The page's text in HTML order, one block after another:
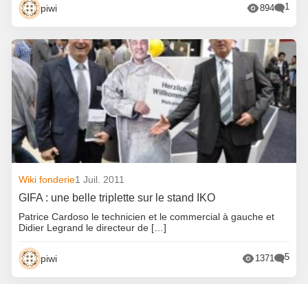
piwi 894 1
Wiki fonderie1 Juil. 2011
GIFA : une belle triplette sur le stand IKO
Patrice Cardoso le technicien et le commercial à gauche et
Didier Legrand le directeur de […]
piwi 1371 5